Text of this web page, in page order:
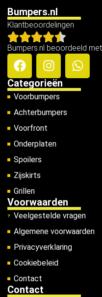
Bumpers.nl
Klantbeoordelingen
Bumpers.nl beoordeeld
Categorieën
Voorbumpers
Achterbumpers
Voorfront
Onderplaten
Spoilers
Zijskirts
Grillen
Voorwaarden
Veelgestelde vragen
Algemene voorwaarden
Privacyverklaring
Cookiebeleid
Contact
Contact